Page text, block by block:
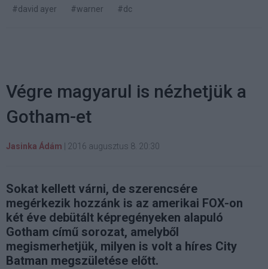
#david ayer
#warner #dc
Végre magyarul is nézhetjük a
Gotham-et
Jasinka Ádám 2016 augusztus 8. 20:30
Sokat kellett várni, de szerencsére
megérkezik hozzánk is az amerikai FOX-on
két éve debütált képregényeken alapuló
Gotham című sorozat, amelyből
megismerhetjük, milyen is volt a híres City
Batman megszületése előtt.